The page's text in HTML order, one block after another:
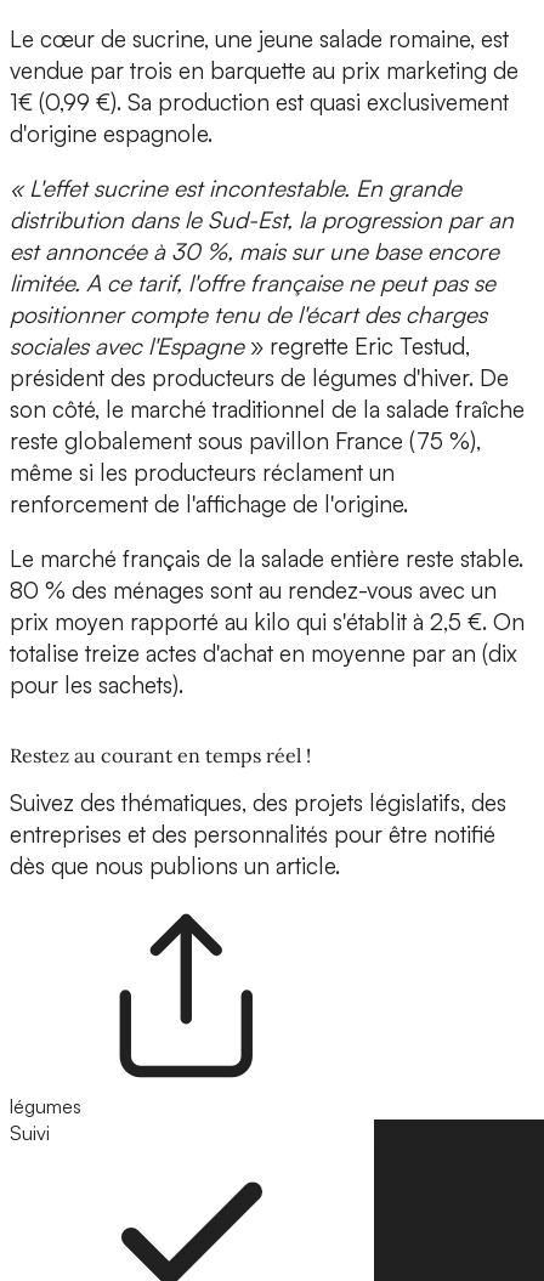
Le cœur de sucrine, une jeune salade romaine, est
vendue par trois en barquette au prix marketing de
1€ (0,99 €). Sa production est quasi exclusivement
d'origine espagnole.
« L'effet sucrine est incontestable. En grande
distribution dans le Sud-Est, la progression par an
est annoncée à 30 %, mais sur une base encore
limitée. A ce tarif, l'offre française ne peut pas se
positionner compte tenu de l'écart des charges
sociales avec l'Espagne » regrette Eric Testud,
président des producteurs de légumes d'hiver. De
son côté, le marché traditionnel de la salade fraîche
reste globalement sous pavillon France (75 %),
même si les producteurs réclament un
renforcement de l'affichage de l'origine.
Le marché français de la salade entière reste stable.
80 % des ménages sont au rendez-vous avec un
prix moyen rapporté au kilo qui s'établit à 2,5 €. On
totalise treize actes d'achat en moyenne par an (dix
pour les sachets).
Restez au courant en temps réel !
Suivez des thématiques, des projets législatifs, des
entreprises et des personnalités pour être notifié
dès que nous publions un article.
légumes
Suivi